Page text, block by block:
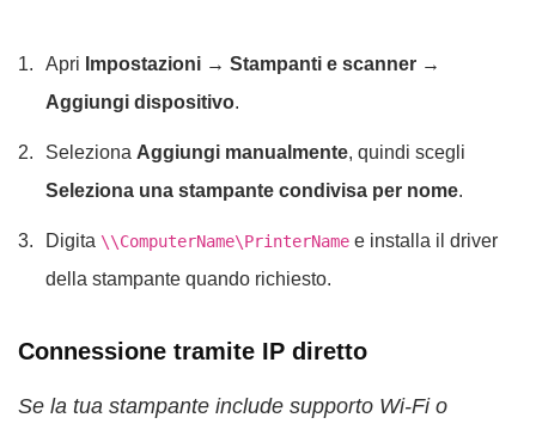
Apri Impostazioni → Stampanti e scanner →
Aggiungi dispositivo.
Seleziona Aggiungi manualmente, quindi scegli
Seleziona una stampante condivisa per nome.
Digita \\ComputerName\PrinterName e installa il driver
della stampante quando richiesto.
Connessione tramite IP diretto
Se la tua stampante include supporto Wi-Fi o